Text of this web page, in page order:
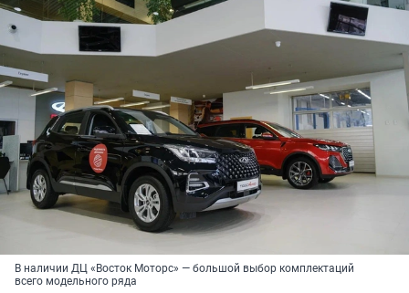
В наличии ДЦ «Восток Моторс» — большой выбор комплектаций
всего модельного ряда